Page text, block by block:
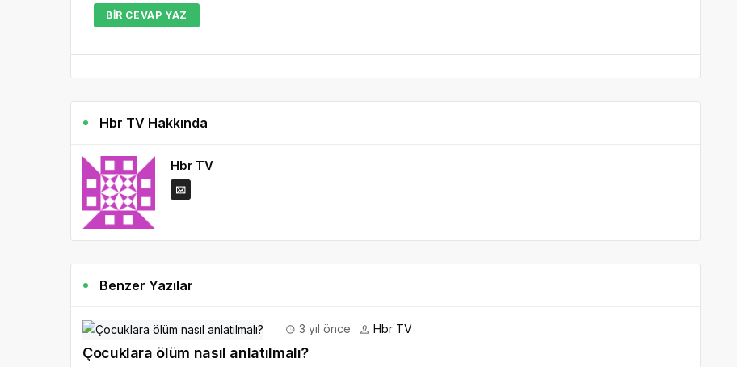
BIR CEVAP YAZ
Hbr TV Hakkında
Hbr TV
Benzer Yazılar
3 yıl önce Hbr TV
Çocuklara ölüm nasıl anlatılmalı?